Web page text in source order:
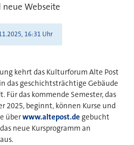
Webseite
16:31 Uhr
kehrt das Kulturforum Alte Post
das geschichtsträchtige Gebäude
Für das kommende Semester, das
2025, beginnt, können Kurse und
überwww.altepost.de gebucht
neue Kursprogramm an